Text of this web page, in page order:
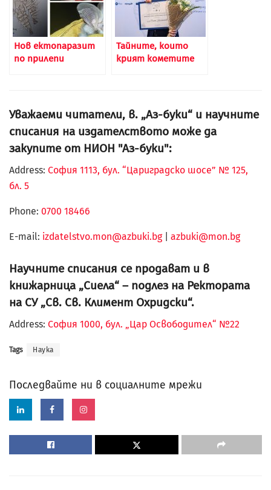
Нов ектопаразит
по прилепи
Тайните, които
крият кометите
Уважаеми читатели, в. „Аз-буки“ и научните
списания на издателството може да
закупите от НИОН "Аз-буки":
Address: София 1113, бул. “Цариградско шосе” № 125,
бл. 5
Phone: 0700 18466
Е-mail: izdatelstvo.mon@azbuki.bg| azbuki@mon.bg
Научните списания се продават и в
книжарница „Сиела“ – подлез на Ректората
на СУ „Св. Св. Климент Охридски“.
Address: София 1000, бул. „Цар Освободител“ №22
Tags Наука
Последвайте ни в социалните мрежи